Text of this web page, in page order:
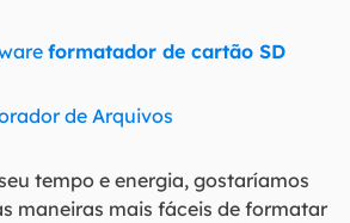
formatador de cartão SD
de Arquivos
tempo e energia, gostaríamos
maneiras mais fáceis de formatar